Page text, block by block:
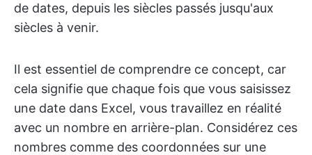
de dates, depuis les siècles passés jusqu'aux
siècles à venir.
Il est essentiel de comprendre ce concept, car
cela signifie que chaque fois que vous saisissez
une date dans Excel, vous travaillez en réalité
avec un nombre en arrière-plan. Considérez ces
nombres comme des coordonnées sur une